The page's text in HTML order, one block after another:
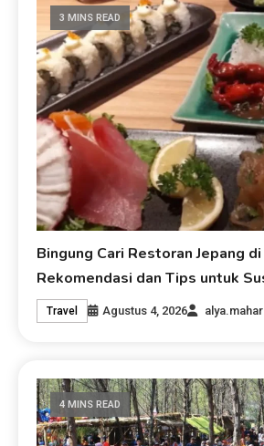
3 MINS READ
Bingung Cari Restoran Jepang
Rekomendasi dan Tips untuk
Travel Agustus 4, 2026
4 MINS READ